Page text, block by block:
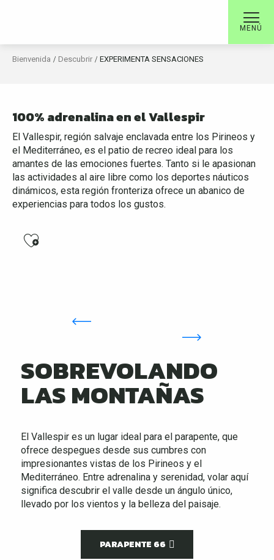
MENÚ
opte por un fin de
semana emocionante
Bienvenida Descubrir EXPERIMENTA SENSACIONES
100% adrenalina en el Vallespir
El Vallespir, región salvaje enclavada entre los Pirineos y
el Mediterráneo, es el patio de recreo ideal para los
amantes de las emociones fuertes. Tanto si le apasionan
las actividades al aire libre como los deportes náuticos
dinámicos, esta región fronteriza ofrece un abanico de
experiencias para todos los gustos.
Ajouter aux favoris
SOBREVOLANDO
LAS MONTAÑAS
El Vallespir es un lugar ideal para el parapente, que
ofrece despegues desde sus cumbres con
impresionantes vistas de los Pirineos y el
Mediterráneo. Entre adrenalina y serenidad, volar aquí
significa descubrir el valle desde un ángulo único,
llevado por los vientos y la belleza del paisaje.
PARAPENTE 66